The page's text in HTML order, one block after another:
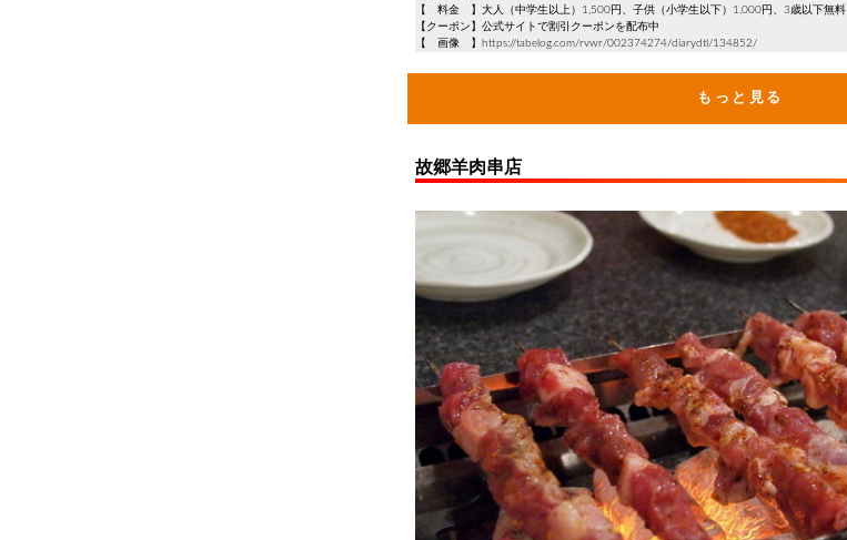
【 料金 】大人（中学生以上）1,500円、子供（小学生以下）1,000円、3歳以下無料
【クーポン】公式サイトで割引クーポンを配布中
【 画像 】https://tabelog.com/rvwr/002374274/diarydtl/134852/
もっと見る
故郷羊肉串店